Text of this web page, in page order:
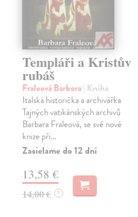
Templáři a Kristův
rubáš
Fraleová Barbora| Kniha
Italská historička a archivářka
Tajných vatikánských archivů
Barbara Fraleová, se své nové
knize při...
Zasielame do 12 dní
13,58 €
14,00 € ?